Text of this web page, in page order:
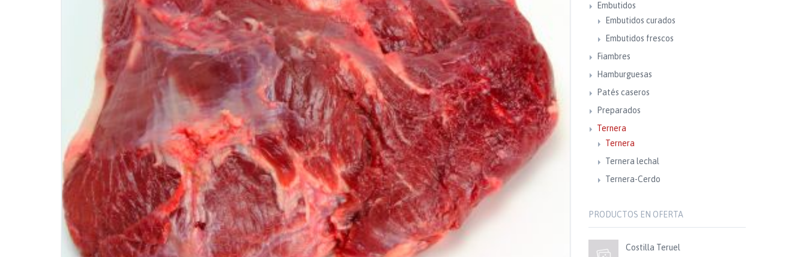
Embutidos
Embutidos curados
Embutidos frescos
Fiambres
Hamburguesas
Patés caseros
Preparados
Ternera
Ternera
Ternera lechal
Ternera-Cerdo
PRODUCTOS EN OFERTA
Costilla Teruel